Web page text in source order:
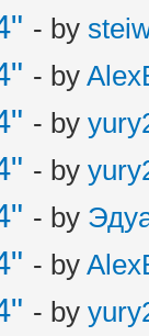
- by
- by
- by
- by
- by
- by
- by